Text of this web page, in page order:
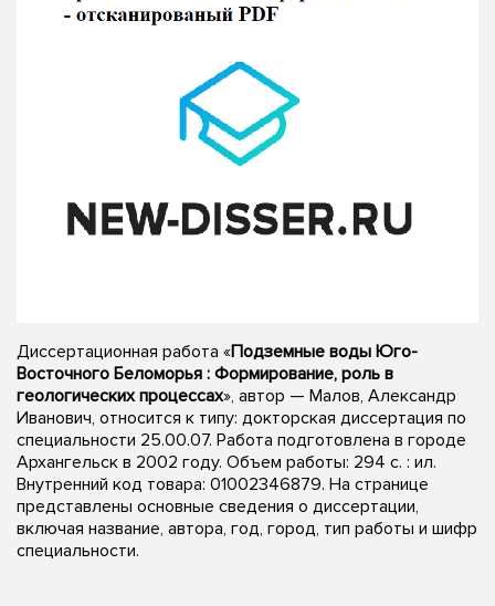
Диссертационная работа «Подземные воды Юго-
Восточного Беломорья : Формирование, роль в
геологических процессах», автор — Малов, Александр
Иванович, относится к типу: докторская диссертация по
специальности 25.00.07. Работа подготовлена в городе
Архангельск в 2002 году. Объем работы: 294 с. : ил.
Внутренний код товара: 01002346879. На странице
представлены основные сведения о диссертации,
включая название, автора, год, город, тип работы и шифр
специальности.